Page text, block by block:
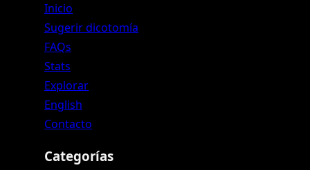
Inicio
Sugerir dicotomía
FAQs
Stats
Explorar
English
Contacto
Categorías